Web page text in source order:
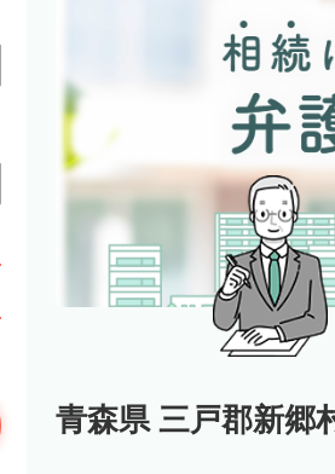
青森県 三戸郡新郷